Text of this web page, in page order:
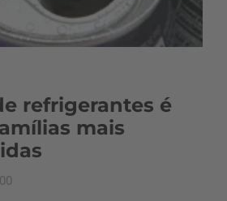
refrigerantes é
mais